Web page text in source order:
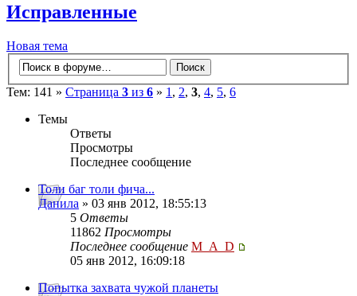
Исправленные
Новая тема
Тем: 141 » Страница 3 из 6 » 1 , 2, 3, 4, 5, 6
Темы
Ответы
Просмотры
Последнее сообщение
Толи баг толи фича...
Данила » 03 янв 2012, 18:55:13
5 Ответы
11862 Просмотры
Последнее сообщение M_A_D
05 янв 2012, 16:09:18
Попытка захвата чужой планеты